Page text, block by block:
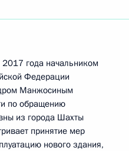
года начальником
Федерации
Манжосиным
по обращению
из города Шахты
принятие мер
нового здания,